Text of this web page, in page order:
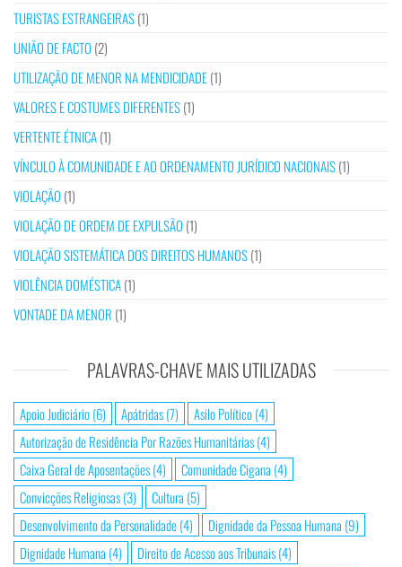
TURISTAS ESTRANGEIRAS(1)
UNIÃO DE FACTO (2)
UTILIZAÇÃO DE MENOR NA MENDICIDADE(1)
VALORES E COSTUMES DIFERENTES(1)
VERTENTE ÉTNICA(1)
VÍNCULO À COMUNIDADE E AO ORDENAMENTO JURÍDICO NACIONAIS(1)
VIOLAÇÃO (1)
VIOLAÇÃO DE ORDEM DE EXPULSÃO (1)
VIOLAÇÃO SISTEMÁTICA DOS DIREITOS HUMANOS(1)
VIOLÊNCIA DOMÉSTICA(1)
VONTADE DA MENOR (1)
PALAVRAS-CHAVE MAIS UTILIZADAS
Apoio Judiciário(6) Apátridas(7) Asilo Político(4)
Autorização de Residência Por Razões Humanitárias(4)
Caixa Geral de Aposentações(4) Comunidade Cigana (4)
Convicções Religiosas(3) Cultura (5)
Desenvolvimento da Personalidade(4) Dignidade da Pessoa Humana (9)
Dignidade Humana (4) Direito de Acesso aos Tribunais(4)